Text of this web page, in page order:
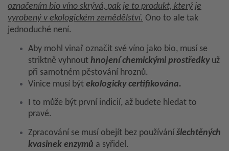
označením bio víno skrývá, pak je to produkt, který je
vyrobený v ekologickém zemědělství. Ono to ale tak
jednoduché není.
Aby mohl vinař označit své víno jako bio, musí se
striktně vyhnout hnojení chemickými prostředkyuž
při samotném pěstování hroznů.
Vinice musí být ekologicky certifikována.
I to může být první indicií, až budete hledat to
pravé.
Zpracování se musí obejít bez používání šlechtěných
kvasinek enzymů a syřidel.